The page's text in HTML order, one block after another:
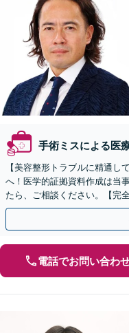
手術ミスによる医
【美容整形トラブルに精通し
へ！医学的証拠資料作成は当
たら、ご相談ください。【完
電話でお問い合わ